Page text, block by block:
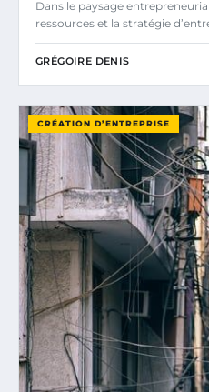
Dans le paysage
ressources et la stratégie
GRÉGOIRE DENIS
CRÉATION D’ENTREPRISE